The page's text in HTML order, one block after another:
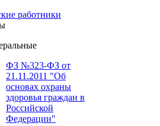
работники
ФЗ №323-ФЗ от
21.11.2011 "Об
основах охраны
здоровья граждан в
Российской
Федерации"